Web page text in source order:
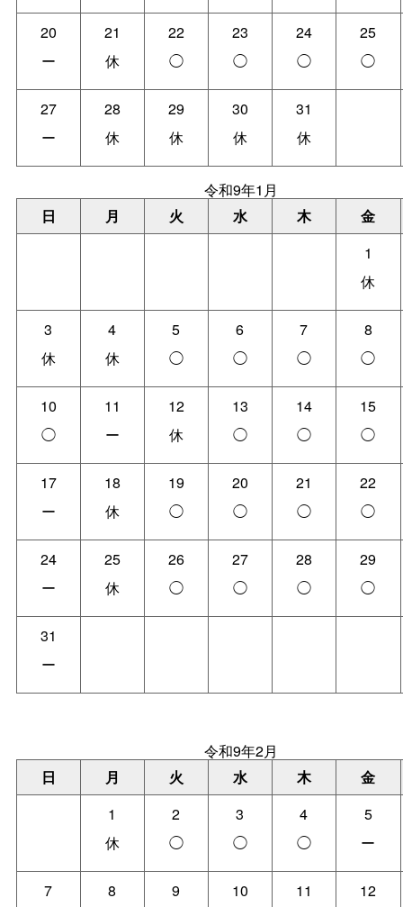
20
ー
21
休
22
◯
23
◯
24
◯
25
◯
27
ー
28
休
29
休
30
休
31
休
令和9年1月
日
月 火 水 木
金
1
休
3
休
4
休
5
◯
6
◯
7
◯
8
◯
10
◯
11
ー
12
休
13
◯
14
◯
15
◯
17
ー
18
休
19
◯
20
◯
21
◯
22
◯
24
ー
25
休
26
◯
27
◯
28
◯
29
◯
31
ー
令和9年2月
日
月 火 水 木
金
1
休
2
◯
3
◯
4
◯
5
ー
7
8
9
10
11
12